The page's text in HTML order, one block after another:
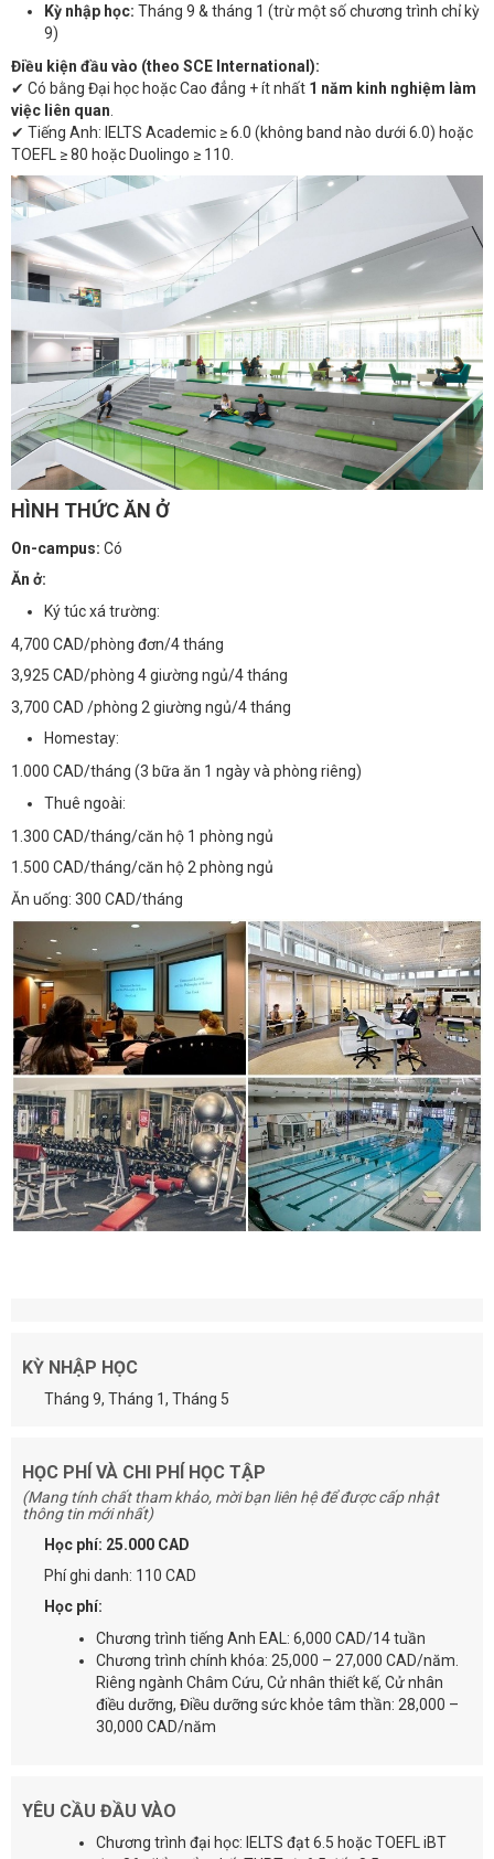
Kỳ nhập học: Tháng 9 & tháng 1 (trừ một số chương trình chỉ kỳ
9)
Điều kiện đầu vào (theo SCE International):
✔ Có bằng Đại học hoặc Cao đẳng + ít nhất 1 năm kinh nghiệm làm
việc liên quan.
✔ Tiếng Anh: IELTS Academic ≥ 6.0 (không band nào dưới 6.0) hoặc
TOEFL ≥ 80 hoặc Duolingo ≥ 110.
HÌNH THỨC ĂN Ở
On-campus: Có
Ăn ở:
Ký túc xá trường:
4,700 CAD/phòng đơn/4 tháng
3,925 CAD/phòng 4 giường ngủ/4 tháng
3,700 CAD /phòng 2 giường ngủ/4 tháng
Homestay:
1.000 CAD/tháng (3 bữa ăn 1 ngày và phòng riêng)
Thuê ngoài:
1.300 CAD/tháng/căn hộ 1 phòng ngủ
1.500 CAD/tháng/căn hộ 2 phòng ngủ
Ăn uống: 300 CAD/tháng
KỲ NHẬP HỌC
Tháng 9, Tháng 1, Tháng 5
HỌC PHÍ VÀ CHI PHÍ HỌC TẬP
(Mang tính chất tham khảo, mời bạn liên hệ để được cấp nhật
thông tin mới nhất)
Học phí: 25.000 CAD
Phí ghi danh: 110 CAD
Học phí:
Chương trình tiếng Anh EAL: 6,000 CAD/14 tuần
Chương trình chính khóa: 25,000 – 27,000 CAD/năm.
Riêng ngành Châm Cứu, Cử nhân thiết kế, Cử nhân
điều dưỡng, Điều dưỡng sức khỏe tâm thần: 28,000 –
30,000 CAD/năm
YÊU CẦU ĐẦU VÀO
Chương trình đại học: IELTS đạt 6.5 hoặc TOEFL iBT